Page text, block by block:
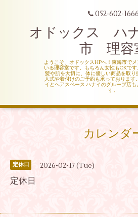
052-602-1666
オドックス ハ
市 理容
ようこそ、オドックスHPへ！東海市で
いる理容室です。もちろん女性もOKで
髪や肌を大切に、体に優しい商品を取り
人式や着付けのご予約も承っております
イとヘアスペース ハナイのグループ店も
す。
カレンダ
定休日 2026-02-17 (Tue)
定休日